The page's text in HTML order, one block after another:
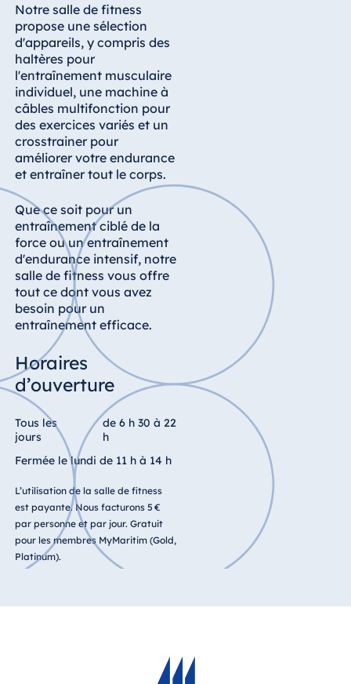
Notre salle de fitness
propose une sélection
d'appareils, y compris des
haltères pour
l'entraînement musculaire
individuel, une machine à
câbles multifonction pour
des exercices variés et un
crosstrainer pour
améliorer votre endurance
et entraîner tout le corps.
Que ce soit pour un
entraînement ciblé de la
force ou un entraînement
d'endurance intensif, notre
salle de fitness vous offre
tout ce dont vous avez
besoin pour un
entraînement efficace.
Horaires
d’ouverture
Tous les
jours
de 6 h 30 à 22
h
Fermée le lundi de 11 h à 14 h
L’utilisation de la salle de fitness
est payante. Nous facturons 5 €
par personne et par jour. Gratuit
pour les membres MyMaritim (Gold,
Platinum).